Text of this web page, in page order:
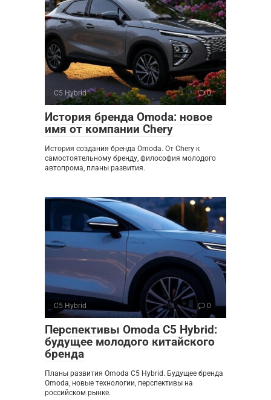
C5 Hybrid 0
История бренда Omoda: новое
имя от компании Chery
История создания бренда Omoda. От Chery к
самостоятельному бренду, философия молодого
автопрома, планы развития.
C5 Hybrid 0
Перспективы Omoda C5 Hybrid:
будущее молодого китайского
бренда
Планы развития Omoda C5 Hybrid. Будущее бренда
Omoda, новые технологии, перспективы на
российском рынке.